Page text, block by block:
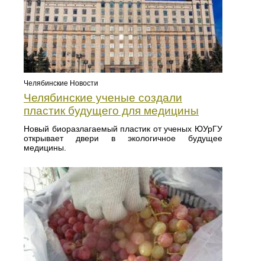
Челябинские Новости
Челябинские ученые создали
пластик будущего для медицины
Новый биоразлагаемый пластик от ученых ЮУрГУ
открывает двери в экологичное будущее
медицины.